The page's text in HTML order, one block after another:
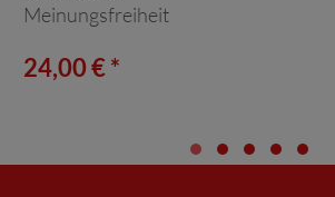
Meinungsfreiheit
24,00 € *